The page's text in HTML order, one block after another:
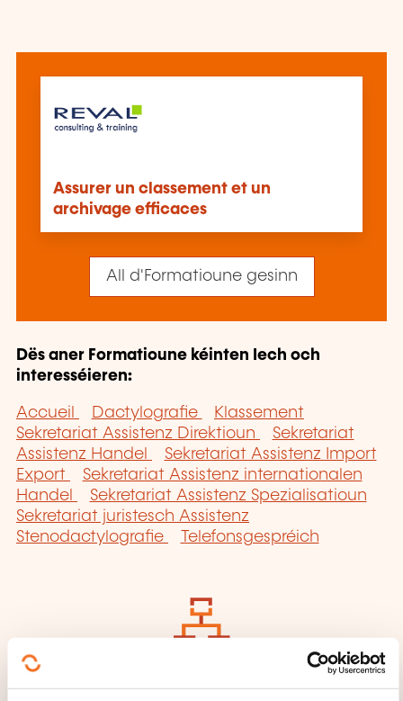
Assurer un classement et un
archivage efficaces
All d'Formatioune gesinn
Dës aner Formatioune kéinten Iech och
interesséieren:
Accueil Dactylografie
Klassement
Sekretariat Assistenz Direktioun
Sekretariat
Assistenz Handel
Sekretariat Assistenz Import
Export
Sekretariat Assistenz internationalen
Handel
Sekretariat Assistenz Spezialisatioun
Sekretariat juristesch Assistenz
Stenodactylografie
Telefonsgespréich